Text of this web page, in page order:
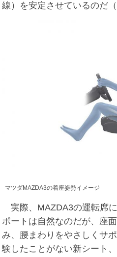
線）を安定させているのだ
マツダMAZDA3の着座姿勢イメージ
実際、MAZDA3の運転席
ポートは自然なのだが、座
み、腰まわりをやさしくサ
験したことがない新シート